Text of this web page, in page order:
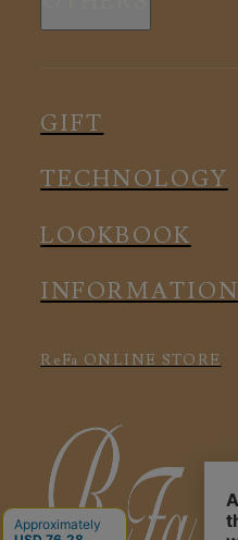
ルームウェア
アクセサリー
ルームウェア
アクセサリー
GIFT
TECHNOLOGY
LOOKBOOK
INFORMATION
ReFa ONLINE STORE